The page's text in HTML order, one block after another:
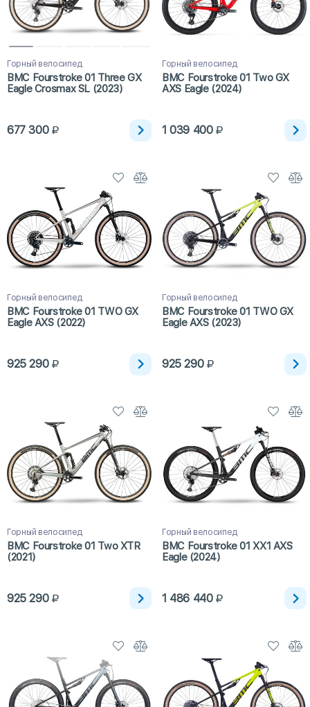
Горный велосипед
BMC Fourstroke 01 Three GX
Eagle Crosmax SL (2023)
677 300
Горный велосипед
BMC Fourstroke 01 Two GX
AXS Eagle (2024)
1 039 400
Горный велосипед
BMC Fourstroke 01 TWO GX
Eagle AXS (2022)
925 290
Горный велосипед
BMC Fourstroke 01 TWO GX
Eagle AXS (2023)
925 290
Горный велосипед
BMC Fourstroke 01 Two XTR
(2021)
925 290
Горный велосипед
BMC Fourstroke 01 XX1 AXS
Eagle (2024)
1 486 440